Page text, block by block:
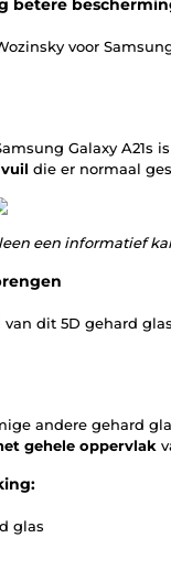
betere
voor
Galaxy A21s
die er normaal
een informatief
van dit 5D gehard
andere gehard
gehele oppervlak
glas